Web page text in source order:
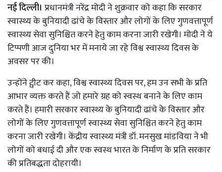
नई दिल्ली। प्रधानमंत्री नरेंद्र मोदी ने शुक्रवार को कहा कि सरकार
स्वास्थ्य के बुनियादी ढांचे के विस्तार और लोगों के लिए गुणवत्तापूर्ण
स्वास्थ्य सेवा सुनिश्चित करने हेतु काम करना जारी रखेगी। मोदी ने ये
टिप्पणी आज दुनिया भर में मनाये जा रहे विश्व स्वास्थ्य दिवस के
अवसर पर की।
उन्होंने ट्वीट कर कहा, विश्व स्वास्थ्य दिवस पर, हम उन सभी के प्रति
आभार व्यक्त करते हैं जो हमारे ग्रह को स्वस्थ बनाने के लिए काम
करते हैं। हमारी सरकार स्वास्थ्य के बुनियादी ढांचे के विस्तार और
लोगों के लिए गुणवत्तापूर्ण स्वास्थ्य सेवा सुनिश्चित करने हेतु काम
करना जारी रखेगी। केंद्रीय स्वास्थ्य मंत्री डॉ. मनसुख मांडविया ने भी
लोगों को बधाई दी और एक स्वस्थ भारत के निर्माण के प्रति सरकार
की प्रतिबद्धता दोहरायी।